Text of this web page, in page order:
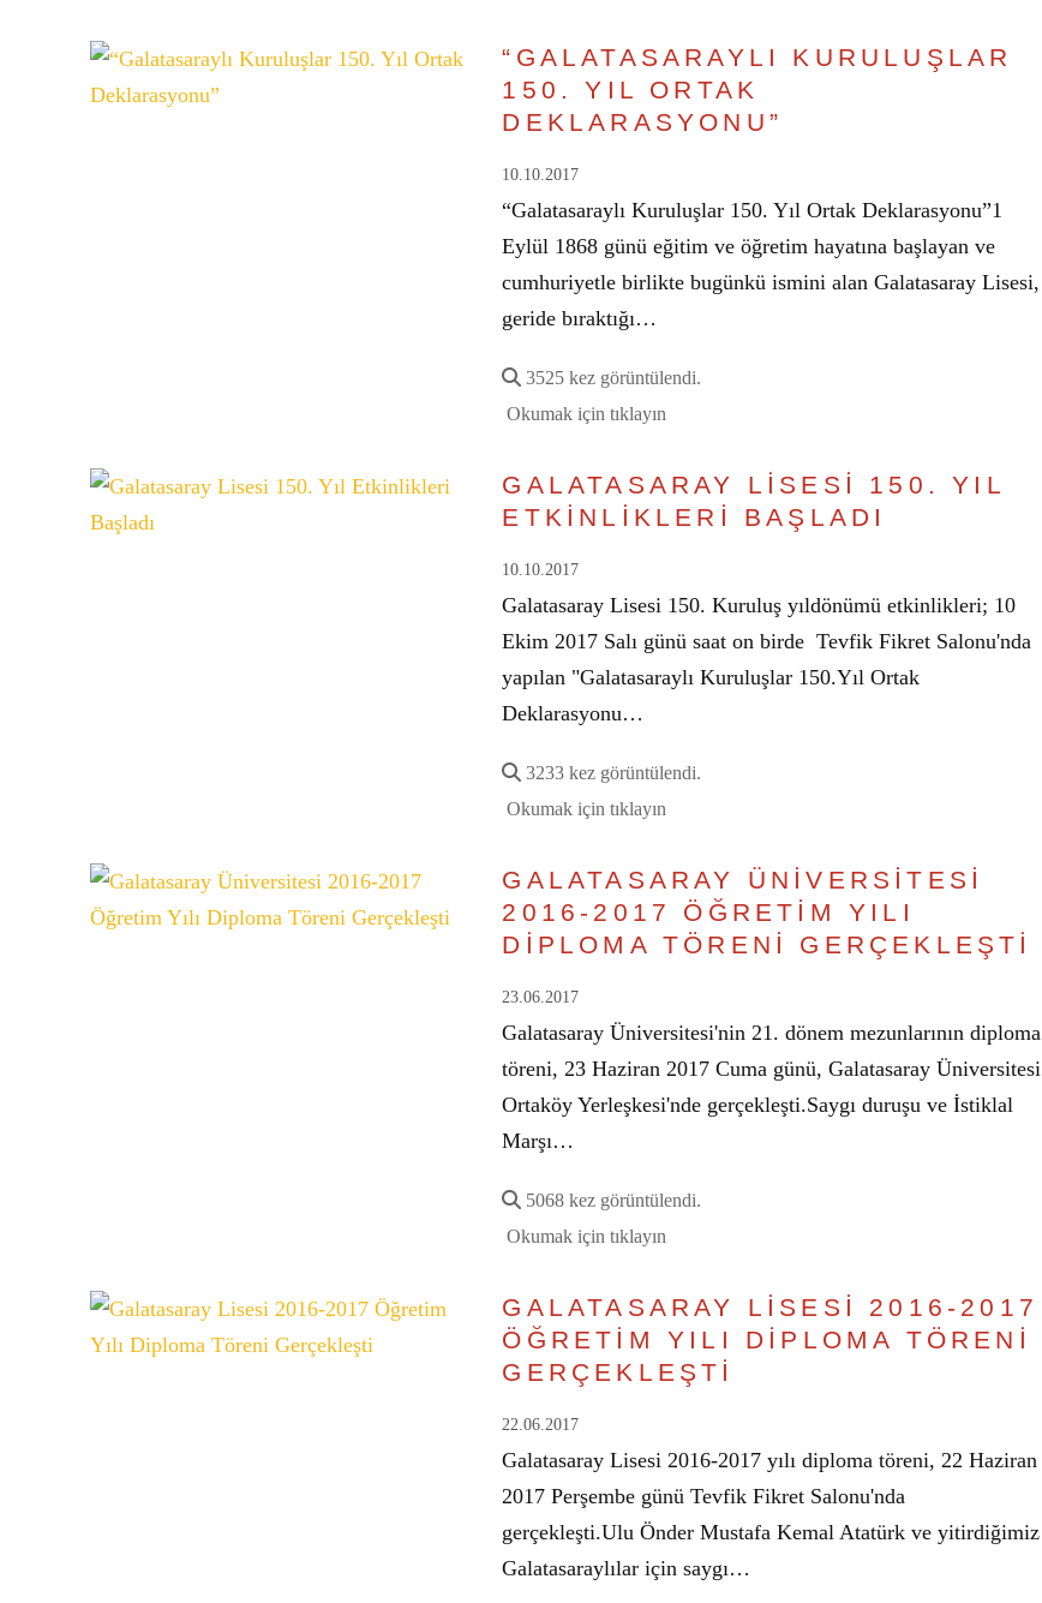
“GALATASARAYLI KURULUŞLAR
150. YIL ORTAK
DEKLARASYONU”
10.10.2017
“Galatasaraylı Kuruluşlar 150. Yıl Ortak Deklarasyonu”1
Eylül 1868 günü eğitim ve öğretim hayatına başlayan ve
cumhuriyetle birlikte bugünkü ismini alan Galatasaray Lisesi,
geride bıraktığı…
3525 kez görüntülendi.
Okumak için tıklayın
GALATASARAY LİSESİ 150. YIL
ETKİNLİKLERİ BAŞLADI
10.10.2017
Galatasaray Lisesi 150. Kuruluş yıldönümü etkinlikleri; 10
Ekim 2017 Salı günü saat on birde Tevfik Fikret Salonu'nda
yapılan "Galatasaraylı Kuruluşlar 150.Yıl Ortak
Deklarasyonu…
3233 kez görüntülendi.
Okumak için tıklayın
GALATASARAY ÜNİVERSİTESİ
2016-2017 ÖĞRETİM YILI
DİPLOMA TÖRENİ GERÇEKLEŞTİ
23.06.2017
Galatasaray Üniversitesi'nin 21. dönem mezunlarının diploma
töreni, 23 Haziran 2017 Cuma günü, Galatasaray Üniversitesi
Ortaköy Yerleşkesi'nde gerçekleşti.Saygı duruşu ve İstiklal
Marşı…
5068 kez görüntülendi.
Okumak için tıklayın
GALATASARAY LİSESİ 2016-2017
ÖĞRETİM YILI DİPLOMA TÖRENİ
GERÇEKLEŞTİ
22.06.2017
Galatasaray Lisesi 2016-2017 yılı diploma töreni, 22 Haziran
2017 Perşembe günü Tevfik Fikret Salonu'nda
gerçekleşti.Ulu Önder Mustafa Kemal Atatürk ve yitirdiğimiz
Galatasaraylılar için saygı…